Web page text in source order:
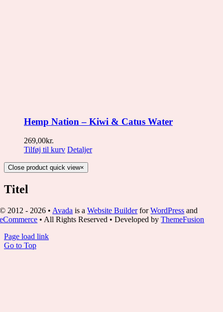
Hemp Nation – Kiwi & Catus Water
269,00kr.
Tilføj til kurv Detaljer
Close product quick view×
Titel
© 2012 - 2026 • Avada is aWebsite BuilderforWordPress and
eCommerce • All Rights Reserved • Developed byThemeFusion
Page load link
Go to Top